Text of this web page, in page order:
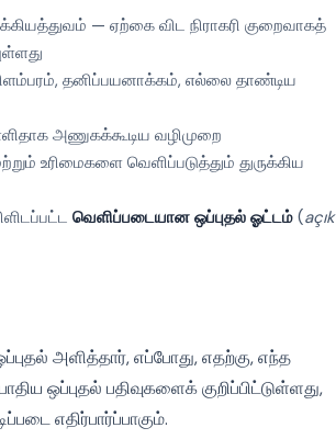
— ஏற்கை விட நிராகரி குறைவாகத்
தனிப்பயனாக்கம், எல்லை தாண்டிய
அணுகக்கூடிய வழிமுறை
உரிமைகளை வெளிப்படுத்தும் துருக்கிய
வெளிப்படையான ஒப்புதல் ஓட்டம் (açık
அளித்தார், எப்போது, எதற்கு, எந்த
ஒப்புதல் பதிவுகளைக் குறிப்பிட்டுள்ளது,
எதிர்பார்ப்பாகும்.